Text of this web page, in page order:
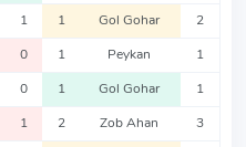
1 1 Gol Gohar 2
0 1 Peykan 1
0 1 Gol Gohar 1
1 2 Zob Ahan 3